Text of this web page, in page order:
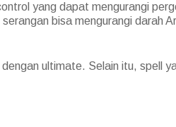
yang dapat mengurangi
bisa mengurangi darah
ultimate. Selain itu, spell